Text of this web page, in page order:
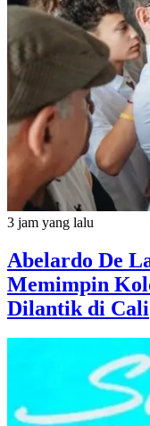
3 jam yang lalu
Abelardo De
Memimpin
Dilantik di Cali